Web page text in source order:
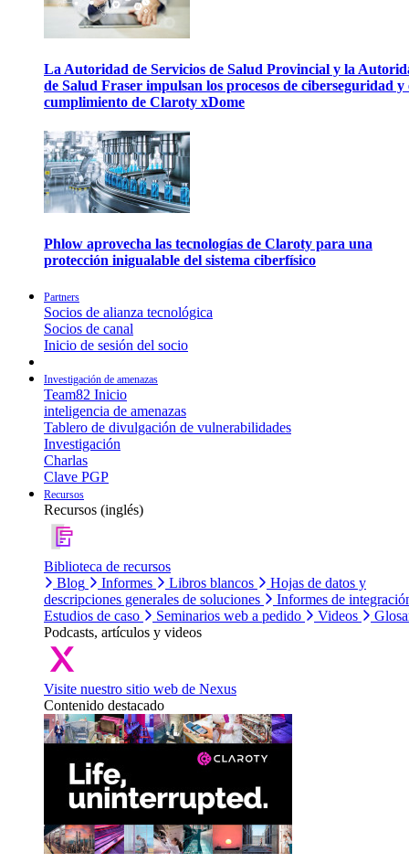
La Autoridad de Servicios de Salud Provincial y la
de Salud Fraser impulsan los procesos de ciberseguridad y
cumplimiento de Claroty xDome
Phlow aprovecha las tecnologías de Claroty para una
protección inigualable del sistema ciberfísico
Partners
Socios de alianza tecnológica
Socios de canal
Inicio de sesión del socio
Investigación de amenazas
Team82 Inicio
inteligencia de amenazas
Tablero de divulgación de vulnerabilidades
Investigación
Charlas
Clave PGP
Recursos
Recursos (inglés)
Biblioteca de recursos
Blog
Informes Libros blancos
Hojas de datos y
descripciones generales de soluciones
Informes de
Estudios de caso
Seminarios web a pedido Videos
Podcasts, artículos y videos
Visite nuestro sitio web de Nexus
Contenido destacado